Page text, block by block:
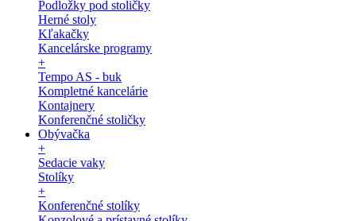
Podložky pod stoličky
Herné stoly
Kľakačky
Kancelárske programy
+
Tempo AS - buk
Kompletné kancelárie
Kontajnery
Konferenčné stoličky
Obývačka
+
Sedacie vaky
Stolíky
+
Konferenčné stolíky